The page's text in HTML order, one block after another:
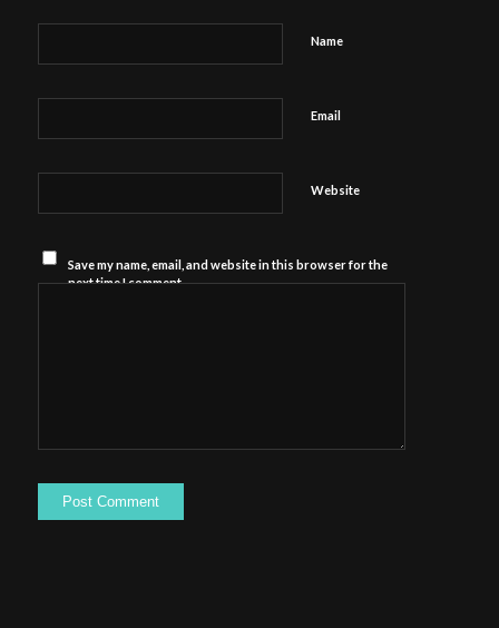
Name
Email
Website
Save my name, email, and website in this browser for the
next time I comment.